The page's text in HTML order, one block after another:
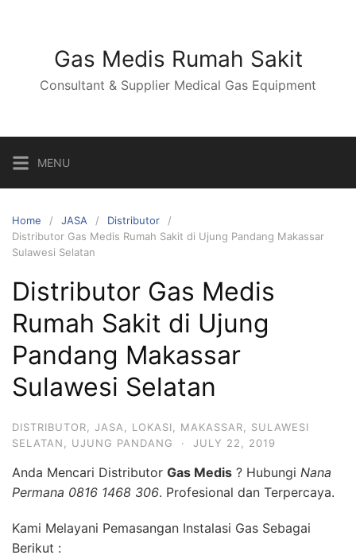
Gas Medis Rumah Sakit
Consultant & Supplier Medical Gas Equipment
MENU
Home JASA
Distributor
Distributor Gas Medis Rumah Sakit di Ujung Pandang Makassar
Sulawesi Selatan
Distributor Gas Medis
Rumah Sakit di Ujung
Pandang Makassar
Sulawesi Selatan
DISTRIBUTOR JASA LOKASI MAKASSAR
SULAWESI
SELATAN
UJUNG PANDANG · JULY 22, 2019
Anda Mencari Distributor Gas Medis ? Hubungi Nana
Permana 0816 1468 306. Profesional dan Terpercaya.
Kami Melayani Pemasangan Instalasi Gas Sebagai
Berikut :